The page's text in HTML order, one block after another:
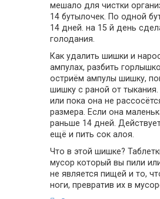
мешало для чистки
14 бутылочек. По одной
14 дней. на 15 й день
голодания.
Как удалить шишки и
ампулах, разбить
остриём ампулы шишку,
шишку с раной от
или пока она не
размера. Если она
раньше 14 дней.
ещё и пить сок алоя.
Что в этой шишке?
мусор который вы пили
не является пищей и то,
ноги, превратив их в